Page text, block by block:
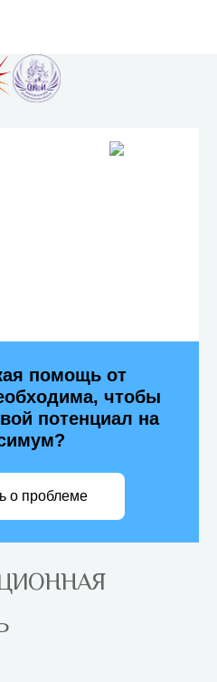
помощь от
чтобы
потенциал на
о проблеме